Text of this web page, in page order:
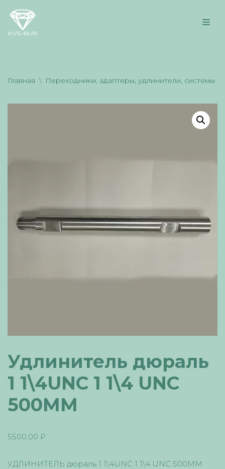
Перейти
Главная \ Переходники, адаптеры, удлинители, системы
Удлинитель дюраль
1 1\4UNC 1 1\4 UNC
500ММ
5500,00 ₽
УДЛИНИТЕЛЬ дюраль 1 1\4UNC 1 1\4 UNC 500ММ